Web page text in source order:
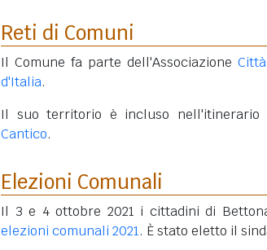
Reti di Comuni
Il Comune fa parte dell'Associazione
d'Italia.
Il suo territorio è incluso nell'itinerario
Cantico.
Elezioni Comunali
Il 3 e 4 ottobre 2021 i cittadini di
elezioni comunali 2021. È stato eletto il